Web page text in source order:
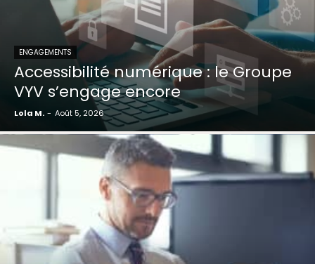
ENGAGEMENTS
Accessibilité numérique : le Groupe
VYV s’engage encore
Lola M. - Août 5, 2026